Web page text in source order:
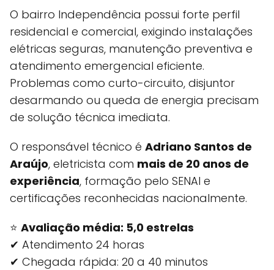
O bairro Independência possui forte perfil
residencial e comercial, exigindo instalações
elétricas seguras, manutenção preventiva e
atendimento emergencial eficiente.
Problemas como curto-circuito, disjuntor
desarmando ou queda de energia precisam
de solução técnica imediata.
O responsável técnico é Adriano Santos de
Araújo, eletricista com mais de 20 anos de
experiência, formação pelo SENAI e
certificações reconhecidas nacionalmente.
⭐ Avaliação média: 5,0 estrelas
✔ Atendimento 24 horas
✔ Chegada rápida: 20 a 40 minutos